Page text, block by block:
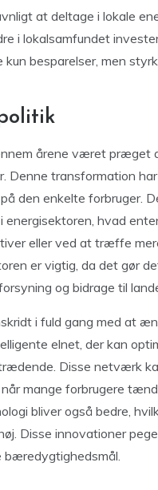
at deltage i lokale
i lokalsamfundet
besparelser, men
årene været præget
Denne transformation
den enkelte forbruger.
energisektoren, hvad
eller ved at træffe
er vigtig, da det gør
og bidrage til
i fuld gang med at
elnet, der kan
Disse netværk
mange forbrugere
bliver også bedre,
Disse innovationer
bæredygtighedsmål.